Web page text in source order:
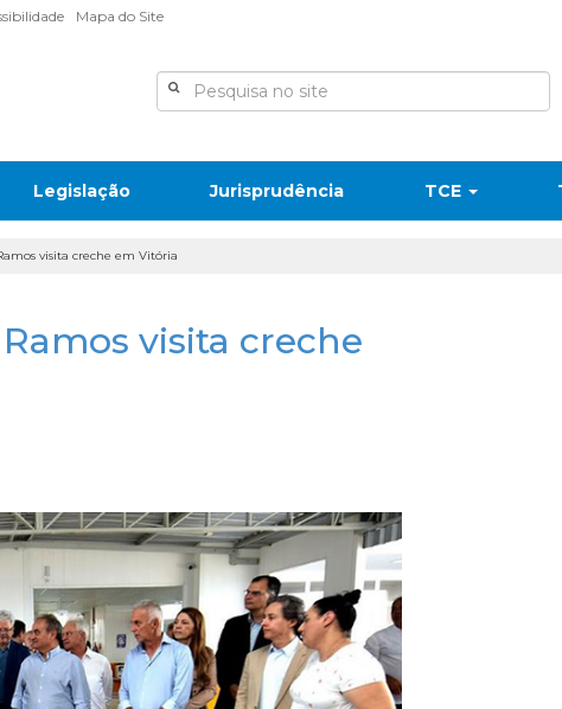
Mapa do Site
Legislação Jurisprudência TCE
visita creche em Vitória
visita creche